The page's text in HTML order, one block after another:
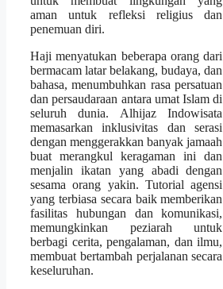
aman untuk refleksi religius dan
penemuan diri.
Haji menyatukan beberapa orang dari
bermacam latar belakang, budaya, dan
bahasa, menumbuhkan rasa persatuan
dan persaudaraan antara umat Islam di
seluruh dunia. Alhijaz Indowisata
memasarkan inklusivitas dan serasi
dengan menggerakkan banyak jamaah
buat merangkul keragaman ini dan
menjalin ikatan yang abadi dengan
sesama orang yakin. Tutorial agensi
yang terbiasa secara baik memberikan
fasilitas hubungan dan komunikasi,
memungkinkan peziarah untuk
berbagi cerita, pengalaman, dan ilmu,
membuat bertambah perjalanan secara
keseluruhan.